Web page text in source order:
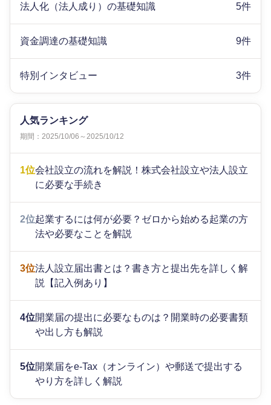
法人化（法人成り）の基礎知識 5件
資金調達の基礎知識 9件
特別インタビュー 3件
人気ランキング
期間：2025/10/06～2025/10/12
1位会社設立の流れを解説！株式会社設立や法人設立
に必要な手続き
2位起業するには何が必要？ゼロから始める起業の方
法や必要なことを解説
3位法人設立届出書とは？書き方と提出先を詳しく解
説【記入例あり】
4位開業届の提出に必要なものは？開業時の必要書類
や出し方も解説
5位開業届をe-Tax（オンライン）や郵送で提出する
やり方を詳しく解説